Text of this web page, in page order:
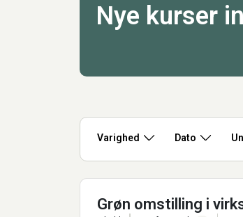
Nye kurser
Varighed Dato
Grøn omstilling i